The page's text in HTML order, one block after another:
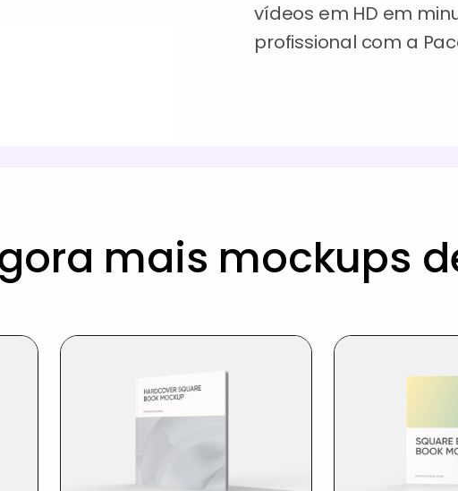
vídeos em HD em
profissional com a
mais mockups